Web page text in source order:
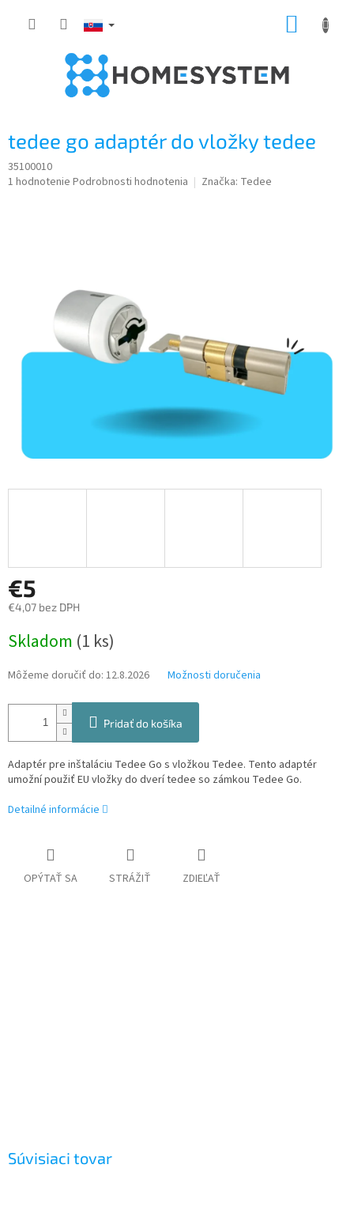
tedee go adaptér do vložky tedee
35100010
Priemerné
1 hodnotenie Podrobnosti hodnotenia Značka: Tedee
€5
€4,07 bez DPH
cena:
Skladom (1 ks)
Môžeme doručiť do: 12.8.2026 Možnosti doručenia
Pridať do košíka
Adaptér pre inštaláciu Tedee Go s vložkou Tedee. Tento adaptér
umožní použiť EU vložky do dverí tedee so zámkou Tedee Go.
Detailné informácie
OPÝTAŤ SA STRÁŽIŤ ZDIEĽAŤ
Súvisiaci tovar